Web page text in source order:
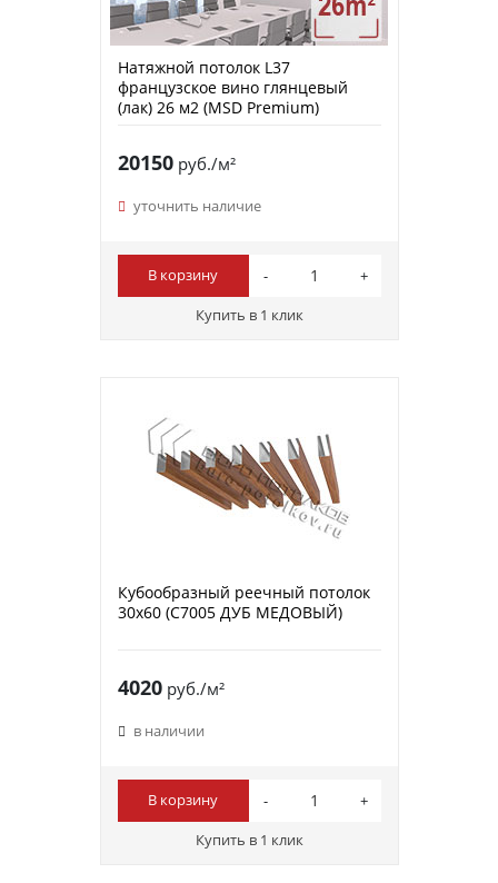
Натяжной потолок L37
французское вино глянцевый
(лак) 26 м2 (MSD Premium)
20150руб./м²
уточнить наличие
В корзину
Купить в 1 клик
Кубообразный реечный потолок
30х60 (C7005 ДУБ МЕДОВЫЙ)
4020руб./м²
в наличии
В корзину
Купить в 1 клик